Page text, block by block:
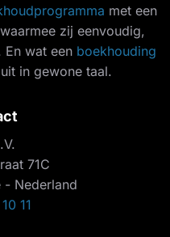
met een
zij eenvoudig,
En wat een boekhouding
in gewone taal.
71C
- Nederland
11